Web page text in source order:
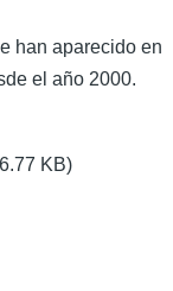
han aparecido en
el año 2000.
KB)